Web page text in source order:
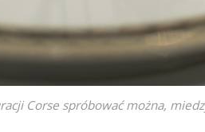
Corse spróbować można,